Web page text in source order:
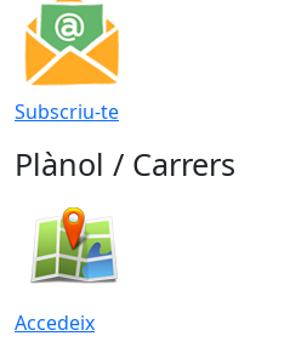
Subscriu-te
Plànol / Carrers
Accedeix